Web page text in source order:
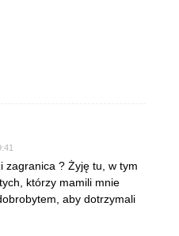
zagranica ? Żyję tu, w tym
którzy mamili mnie
aby dotrzymali